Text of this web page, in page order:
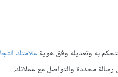
به وتعديله وفق هويةعلامتك
محددة والتواصل مع عملائك.